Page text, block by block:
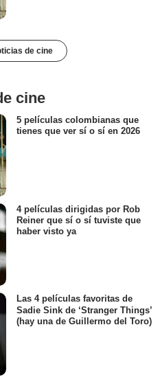
de cine
cine
5 películas colombianas que
tienes que ver sí o sí en 2026
4 películas dirigidas por Rob
Reiner que sí o sí tuviste que
haber visto ya
Las 4 películas favoritas de
Sadie Sink de ‘Stranger Things’
(hay una de Guillermo del Toro)